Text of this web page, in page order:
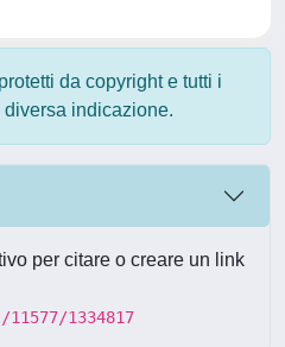
da copyright e tutti i
indicazione.
per citare o creare un link
1334817